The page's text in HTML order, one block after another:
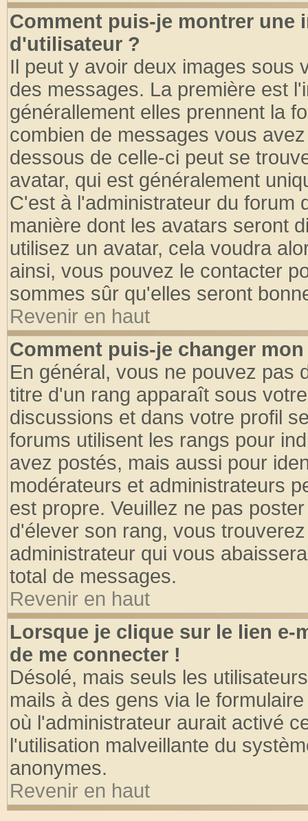
Comment puis-je montrer une
d'utilisateur ?
Il peut y avoir deux images sous
des messages. La première est
générallement elles prennent la
combien de messages vous
dessous de celle-ci peut se
avatar, qui est généralement
C'est à l'administrateur du forum
manière dont les avatars seront
utilisez un avatar, cela voudra
ainsi, vous pouvez le contacter
sommes sûr qu'elles seront
Revenir en haut
Comment puis-je changer
En général, vous ne pouvez pas
titre d'un rang apparaît sous
discussions et dans votre profil
forums utilisent les rangs pour
avez postés, mais aussi pour
modérateurs et administrateurs
est propre. Veuillez ne pas
d'élever son rang, vous
administrateur qui vous
total de messages.
Revenir en haut
Lorsque je clique sur le lien e-
de me connecter !
Désolé, mais seuls les
mails à des gens via le
où l'administrateur aurait activé
l'utilisation malveillante du
anonymes.
Revenir en haut